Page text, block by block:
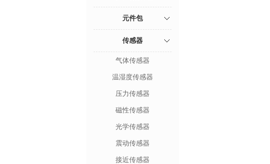
元件包
传感器
气体传感器
温湿度传感器
压力传感器
磁性传感器
光学传感器
震动传感器
接近传感器